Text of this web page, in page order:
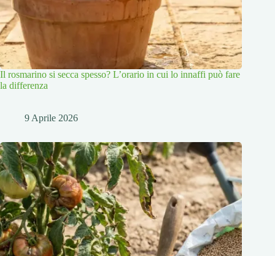
Il rosmarino si secca spesso? L’orario in cui lo innaffi può fare
la differenza
9 Aprile 2026